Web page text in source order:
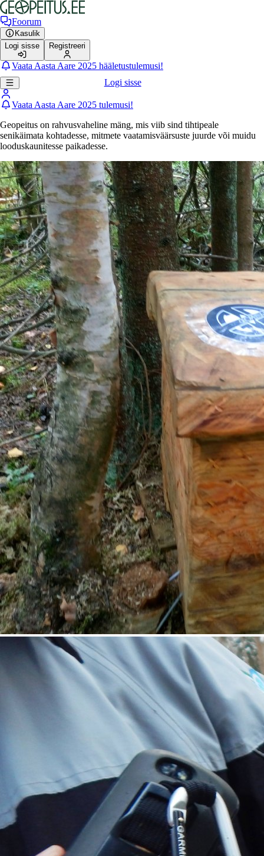
Foorum
Kasulik
Logi sisse
Registreeri
Vaata Aasta Aare 2025 hääletustulemusi!
Logi sisse
Vaata Aasta Aare 2025 tulemusi!
Geopeitus on rahvusvaheline mäng, mis viib sind tihtipeale
senikäimata kohtadesse, mitmete vaatamisväärsuste juurde või muidu
looduskaunitesse paikadesse.